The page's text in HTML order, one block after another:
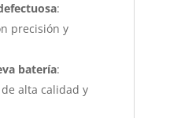
:
precisión y
batería:
alta calidad y